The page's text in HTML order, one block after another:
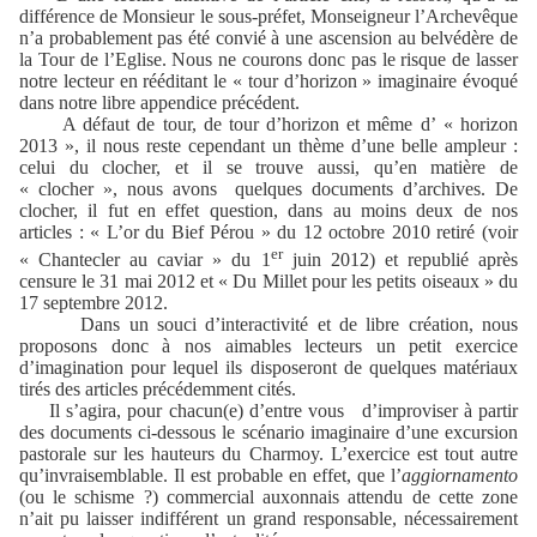
différence de Monsieur le sous-préfet, Monseigneur l’Archevêque
n’a probablement pas été convié à une ascension au belvédère de
la Tour de l’Eglise. Nous ne courons donc pas le risque de lasser
notre lecteur en rééditant le « tour d’horizon » imaginaire évoqué
dans notre libre appendice précédent.
A défaut de tour, de tour d’horizon et même d’ « horizon
2013 », il nous reste cependant un thème d’une belle ampleur :
celui du clocher, et il se trouve aussi, qu’en matière de
« clocher », nous avons
quelques documents d’archives. De
clocher, il fut en effet question, dans au moins deux de nos
articles : « L’or du Bief Pérou » du 12 octobre 2010 retiré (voir
« Chantecler au caviar » du 1 erjuin 2012) et republié après
censure le 31 mai 2012 et « Du Millet pour les petits oiseaux » du
17 septembre 2012.
Dans un souci d’interactivité et de libre création, nous
proposons donc à nos aimables lecteurs un petit exercice
d’imagination pour lequel ils disposeront de quelques matériaux
tirés des articles précédemment cités.
Il s’agira, pour chacun(e) d’entre vous
d’improviser à partir
des documents ci-dessous le scénario imaginaire d’une excursion
pastorale sur les hauteurs du Charmoy. L’exercice est tout autre
qu’invraisemblable. Il est probable en effet, que l’aggiornamento
(ou le schisme ?) commercial auxonnais attendu de cette zone
n’ait pu laisser indifférent un grand responsable, nécessairement